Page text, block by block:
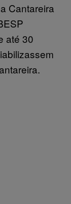
Cantareira
até 30